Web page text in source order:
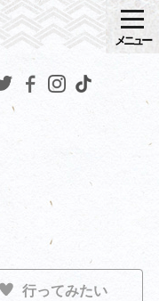
メニュー
行ってみたい